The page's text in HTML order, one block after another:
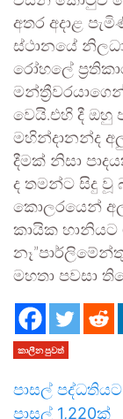
අතර අදාළ
ස්ථානයේ
රෝහලේ
වෙයි.එහි දී ඔහු
මහින්දානන්ද
දීමක් නිසා
ද තමන්ට සිදු වූ
කොලරයෙන්
කායික
මහතා පවසා
කාලීන පුවත්
පාසල්
පාසල් 1,220ක්